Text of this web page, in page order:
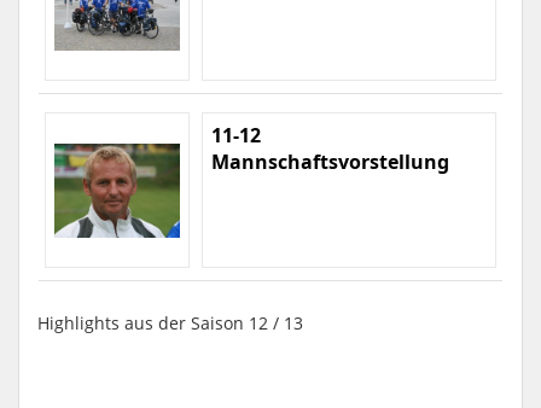
11-12
Mannschaftsvorstellung
Highlights aus der Saison 12 / 13